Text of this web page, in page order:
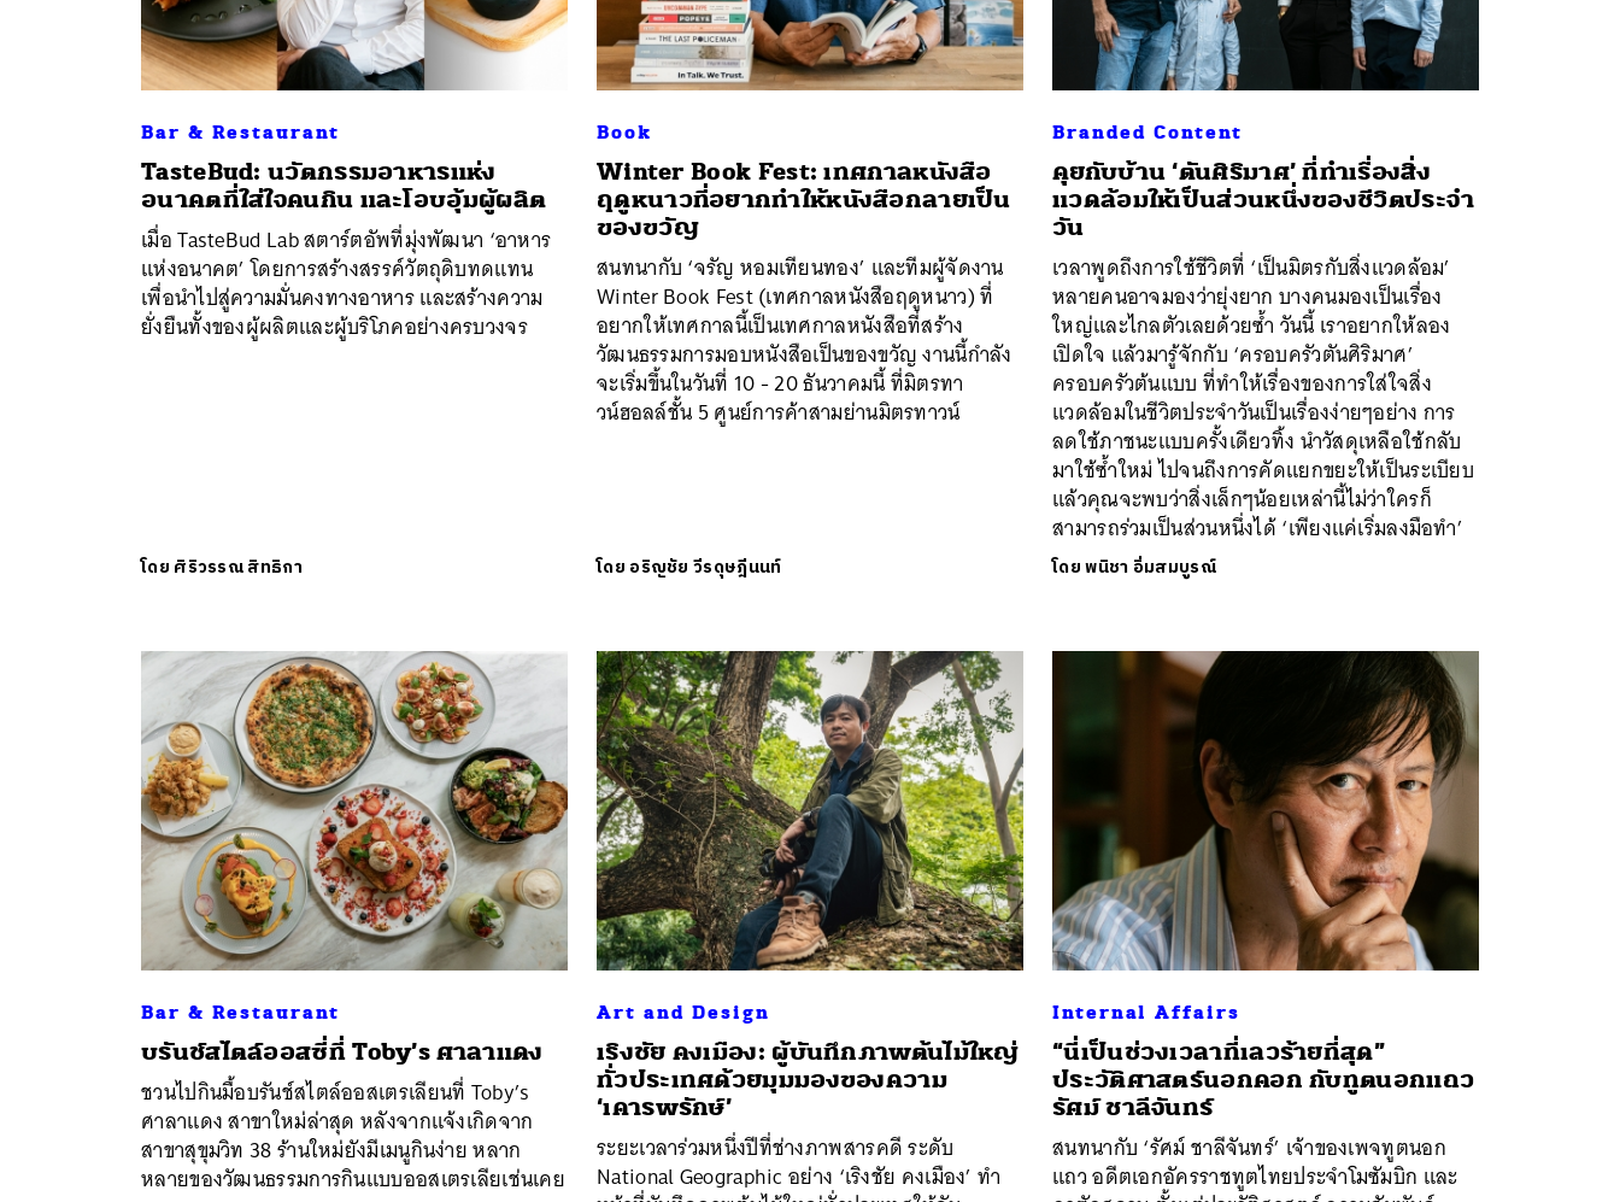
Bar & Restaurant
TasteBud: นวัตกรรมอาหารแห่ง
อนาคตที่ใส่ใจคนกิน และโอบอุ้มผู้ผลิต
เมื่อ TasteBud Lab สตาร์ตอัพที่มุ่งพัฒนา ‘อาหาร
แห่งอนาคต’ โดยการสร้างสรรค์วัตถุดิบทดแทน
เพื่อนำไปสู่ความมั่นคงทางอาหาร และสร้างความ
ยั่งยืนทั้งของผู้ผลิตและผู้บริโภคอย่างครบวงจร
โดย ศิริวรรณ สิทธิกา
Book
Winter Book Fest: เทศกาลหนังสือ
ฤดูหนาวที่อยากทำให้หนังสือกลายเป็น
ของขวัญ
สนทนากับ ‘จรัญ หอมเทียนทอง’ และทีมผู้จัดงาน
Winter Book Fest (เทศกาลหนังสือฤดูหนาว) ที่
อยากให้เทศกาลนี้เป็นเทศกาลหนังสือที่สร้าง
วัฒนธรรมการมอบหนังสือเป็นของขวัญ งานนี้กำลัง
จะเริ่มขึ้นในวันที่ 10 - 20 ธันวาคมนี้ ที่มิตรทา
วน์ฮอลล์ชั้น 5 ศูนย์การค้าสามย่านมิตรทาวน์
โดย อริญชัย วีรดุษฎีนนท์
Branded Content
คุยกับบ้าน ‘ตันศิริมาศ’ ที่ทำเรื่องสิ่ง
แวดล้อมให้เป็นส่วนหนึ่งของชีวิตประจำ
วัน
เวลาพูดถึงการใช้ชีวิตที่ ‘เป็นมิตรกับสิ่งแวดล้อม’
หลายคนอาจมองว่ายุ่งยาก บางคนมองเป็นเรื่อง
ใหญ่และไกลตัวเลยด้วยซ้ำ วันนี้ เราอยากให้ลอง
เปิดใจ แล้วมารู้จักกับ ‘ครอบครัวตันศิริมาศ’
ครอบครัวต้นแบบ ที่ทำให้เรื่องของการใส่ใจสิ่ง
แวดล้อมในชีวิตประจำวันเป็นเรื่องง่ายๆอย่าง การ
ลดใช้ภาชนะแบบครั้งเดียวทิ้ง นำวัสดุเหลือใช้กลับ
มาใช้ซ้ำใหม่ ไปจนถึงการคัดแยกขยะให้เป็นระเบียบ
แล้วคุณจะพบว่าสิ่งเล็กๆน้อยเหล่านี้ไม่ว่าใครก็
สามารถร่วมเป็นส่วนหนึ่งได้ ‘เพียงแค่เริ่มลงมือทำ’
โดยพนิชา อิ่มสมบูรณ์
Bar & Restaurant
บรันช์สไตล์ออสซี่ที่ Toby’s ศาลาแดง
ชวนไปกินมื้อบรันช์สไตล์ออสเตรเลียนที่ Toby’s
ศาลาแดง สาขาใหม่ล่าสุด หลังจากแจ้งเกิดจาก
สาขาสุขุมวิท 38 ร้านใหม่ยังมีเมนูกินง่าย หลาก
หลายของวัฒนธรรมการกินแบบออสเตรเลียเช่นเคย
Art and Design
เริงชัย คงเมือง: ผู้บันทึกภาพต้นไม้ใหญ่
ทั่วประเทศด้วยมุมมองของความ
‘เคารพรักษ์’
ระยะเวลาร่วมหนึ่งปีที่ช่างภาพสารคดี ระดับ
National Geographic อย่าง ‘เริงชัย คงเมือง’ ทำ
Internal Affairs
“นี่เป็นช่วงเวลาที่เลวร้ายที่สุด”
ประวัติศาสตร์นอกคอก กับทูตนอกแถว
รัศม์ ชาลีจันทร์
สนทนากับ ‘รัศม์ ชาลีจันทร์’ เจ้าของเพจทูตนอก
แถว อดีตเอกอัครราชทูตไทยประจำโมซัมบิก และ
SHARE TWEET LINE EMAIL